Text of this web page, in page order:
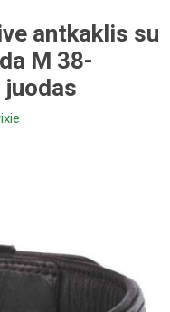
antkaklis su
M 38-